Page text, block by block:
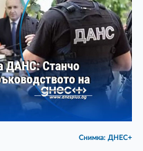
Снимка: ДНЕС+